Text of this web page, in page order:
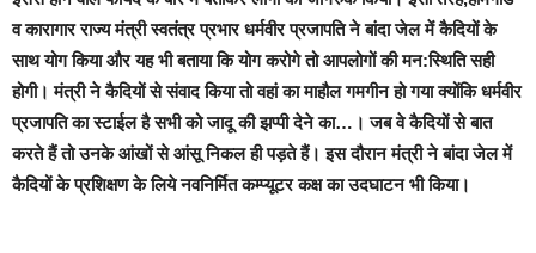
व कारागार राज्य मंत्री स्वतंत्र प्रभार धर्मवीर प्रजापति ने बांदा जेल में कैदियों के
साथ योग किया और यह भी बताया कि योग करोगे तो आपलोगों की मन:स्थिति सही
होगी। मंत्री ने कैदियों से संवाद किया तो वहां का माहौल गमगीन हो गया क्योंकि धर्मवीर
प्रजापति का स्टाईल है सभी को जादू की झप्पी देने का…। जब वे कैदियों से बात
करते हैं तो उनके आंखों से आंसू निकल ही पड़ते हैं। इस दौरान मंत्री ने बांदा जेल में
कैदियों के प्रशिक्षण के लिये नवनिर्मित कम्प्यूटर कक्ष का उदघाटन भी किया।